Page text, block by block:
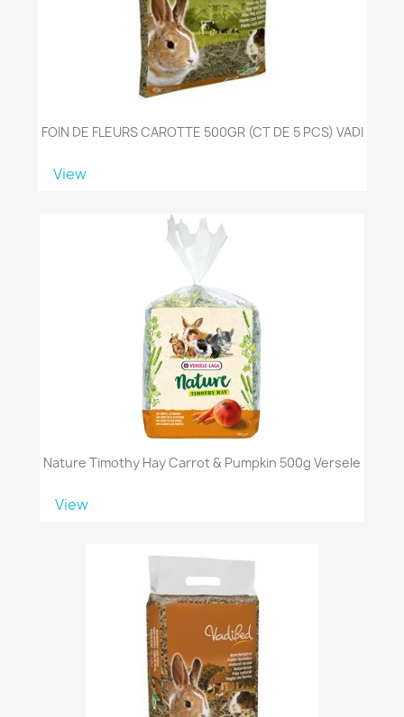
FOIN DE FLEURS CAROTTE 500GR (CT DE 5 PCS) VADI
View
Nature Timothy Hay Carrot & Pumpkin 500g Versele
View